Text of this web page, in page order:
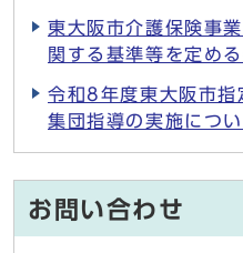
東大阪市介護保険事
関する基準等を定める
令和8年度東大阪市指
集団指導の実施につ
お問い合わせ